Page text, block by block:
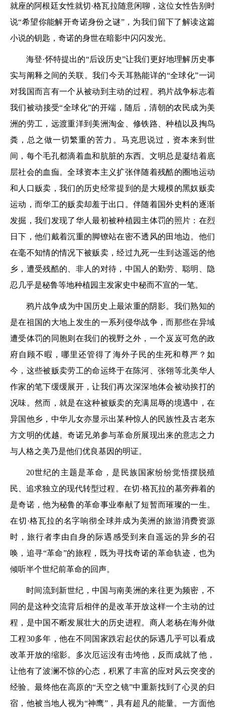
就座的阿根廷女性就切·格瓦拉随意闲聊，这位女性告别时
说“希望你能解开奇诺身份之谜”，为我们留下了解读这篇
小说的钥匙，奇诺的身世在暗影中闪闪发光。
海登·怀特提出的“后设历史”让我们更好地理解历史事
实与阐释之间的关联。我们今天耳熟能详的“全球化”一词
对我国而言有一个从被动到主动的过程。鸦片战争标志着
我们被动接受“全球化”的开端，随后，清朝的农民成为美
洲的劳工，远渡重洋到美洲淘金、修铁路、种植以及掏鸟
粪，总之做一切繁重的苦力。马克思说过，资本来到世
间，每个毛孔都滴着血和肮脏的东西。文明总是凝结着底
层社会的血痂。全球资本主义扩张伴随着残酷的圈地运动
和人口贩卖，我们的历史经常提到的是大规模的黑奴贩卖
运动，而华工的贩卖却羞于出口。伴随着国外史料的逐渐
发掘，我们发现了华人最初被种植园主体罚的照片：在烈
日下，他们戴着沉重的脚镣站在密不透风的田地边。他们
在毫不知情的情况下被贩卖，经过九死一生到达遥远的他
乡，遭受残酷的、非人的对待，中国人的勤劳、聪明、隐
忍几乎是秘鲁等地种植园主发家史中秘而不宣的一笔。
鸦片战争成为中国历史上最浓重的阴影。我们熟知的
是在祖国的大地上发生的一系列侵华战争，而那些在异域
遭受体罚的同胞则在我们的视野之外，一个岌岌可危的政
府自顾不暇，哪里还管得了海外子民的生死和尊严？如
今，这些被贩卖劳工的命运终于在陈河、张翎等北美华人
作家的笔下缓缓展开，让我们再次深深地体会被动挨打的
况味。然而，就是在这种被贩卖的充满屈辱的境遇中，在
异国他乡，中华儿女亦显示出某种惊人的民族性及古老东
方文明的优越。奇诺兄弟参与革命所展现出来的意志之力
与人格之美乃是他们优良基因的明证。
20世纪的主题是革命，是民族国家纷纷觉悟摆脱殖
民、追求独立的现代转型过程。在切·格瓦拉的墓旁葬着的
是奇诺，他为秘鲁的革命事业奉献了短暂而璀璨的一生。
在切·格瓦拉的名字响彻全球并成为美洲的旅游消费资源
时，旅行者李由自身的际遇感受到来自遥远的异乡的召
唤，追寻“革命”的旅程，既为寻找奇诺的革命轨迹，也为
倾听半个世纪前革命的回声。
时间流到新世纪，中国与南美洲的来往更为频密，不
同的是这种交流背后相伴的是改革开放这样一个主动的过
程，是中国不断发展壮大的历史进程。商人老杨在海外做
工程30多年，他在不同国家跌宕起伏的际遇几乎可以看成
改革开放的缩影。多次厄运没有击垮他，反而成就了他，
让他有了波澜不惊的心态，积累了丰富的应对风云突变的
经验。最终他在高原的“天空之镜”中重新找到了心灵的归
宿，他被当地人视为“神鹰”，具有超凡的能量。一方面他